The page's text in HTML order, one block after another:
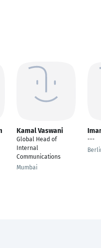
Kamal Vaswani
Global Head of
Internal
Communications
Mumbai
---